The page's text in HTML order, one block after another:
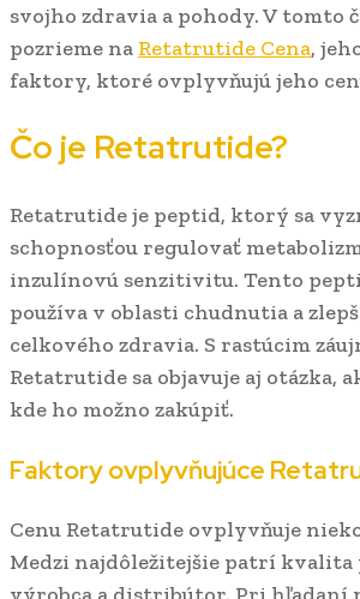
svojho zdravia a pohody. V tomto
pozrieme na Retatrutide Cena,
faktory, ktoré ovplyvňujú jeho
Čo je Retatrutide?
Retatrutide je peptid, ktorý sa
schopnosťou regulovať
inzulínovú senzitivitu. Tento
používa v oblasti chudnutia a
celkového zdravia. S rastúcim
Retatrutide sa objavuje aj otázka,
kde ho možno zakúpiť.
Faktory ovplyvňujúce
Cenu Retatrutide ovplyvňuje
Medzi najdôležitejšie patrí kvalita